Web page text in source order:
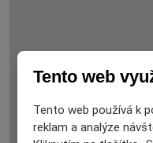
Tento web
Tento web používá k
reklam a analýze